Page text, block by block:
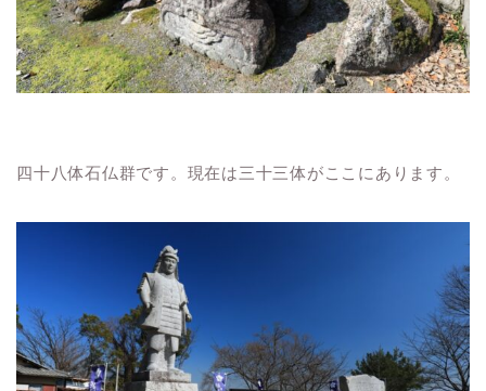
四十八体石仏群です。現在は三十三体がここにあります。